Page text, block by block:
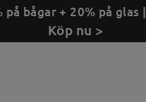
på bågar + 20% på glas |
Köp nu >